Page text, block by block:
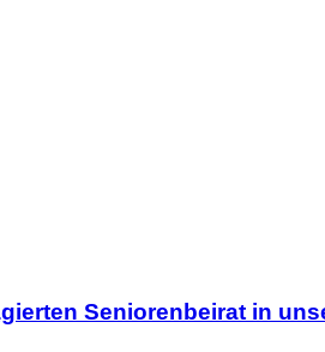
Seniorenbeirat in